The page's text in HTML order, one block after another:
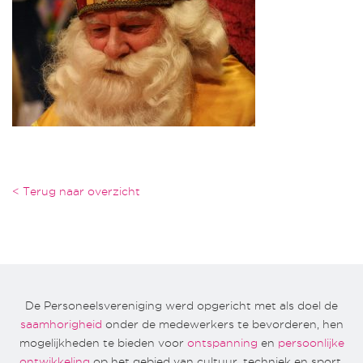
< Terug naar overzicht
De Personeelsvereniging werd opgericht met als doel de
saamhorigheid onder de medewerkers te bevorderen, hen
mogelijkheden te bieden voor ontspanning en persoonlijke